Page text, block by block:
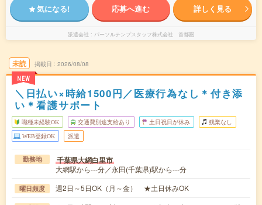
気になる! 応募へ進む 詳しく見る
派遣会社 パーソルテンプスタッフ株式会社 首都圏
未読
NEW
掲載日 2026/08/08
＼日払い×時給1500円／医療行為なし＊付き添
い＊看護サポート
職種未経験OK 交通費別途支給あり 土日祝日が休み 残業なし
WEB登録OK 派遣
勤務地 千葉県大網白里市
大網駅から---分／永田(千葉県)駅から---分
曜日頻度 週2日～5日OK（月～金） ★土日休みOK